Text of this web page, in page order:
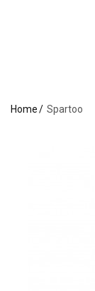
Home Spartoo